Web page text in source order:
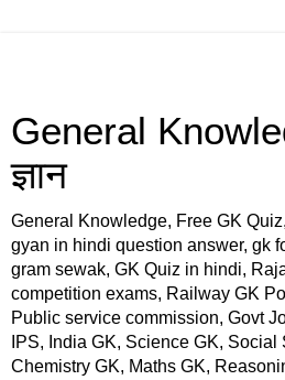
General
ज्ञान
General Knowledge, Free GK
gyan in hindi question answer, gk
gram sewak, GK Quiz in hindi,
competition exams, Railway GK
Public service commission, Govt
IPS, India GK, Science GK,
Chemistry GK, Maths GK,